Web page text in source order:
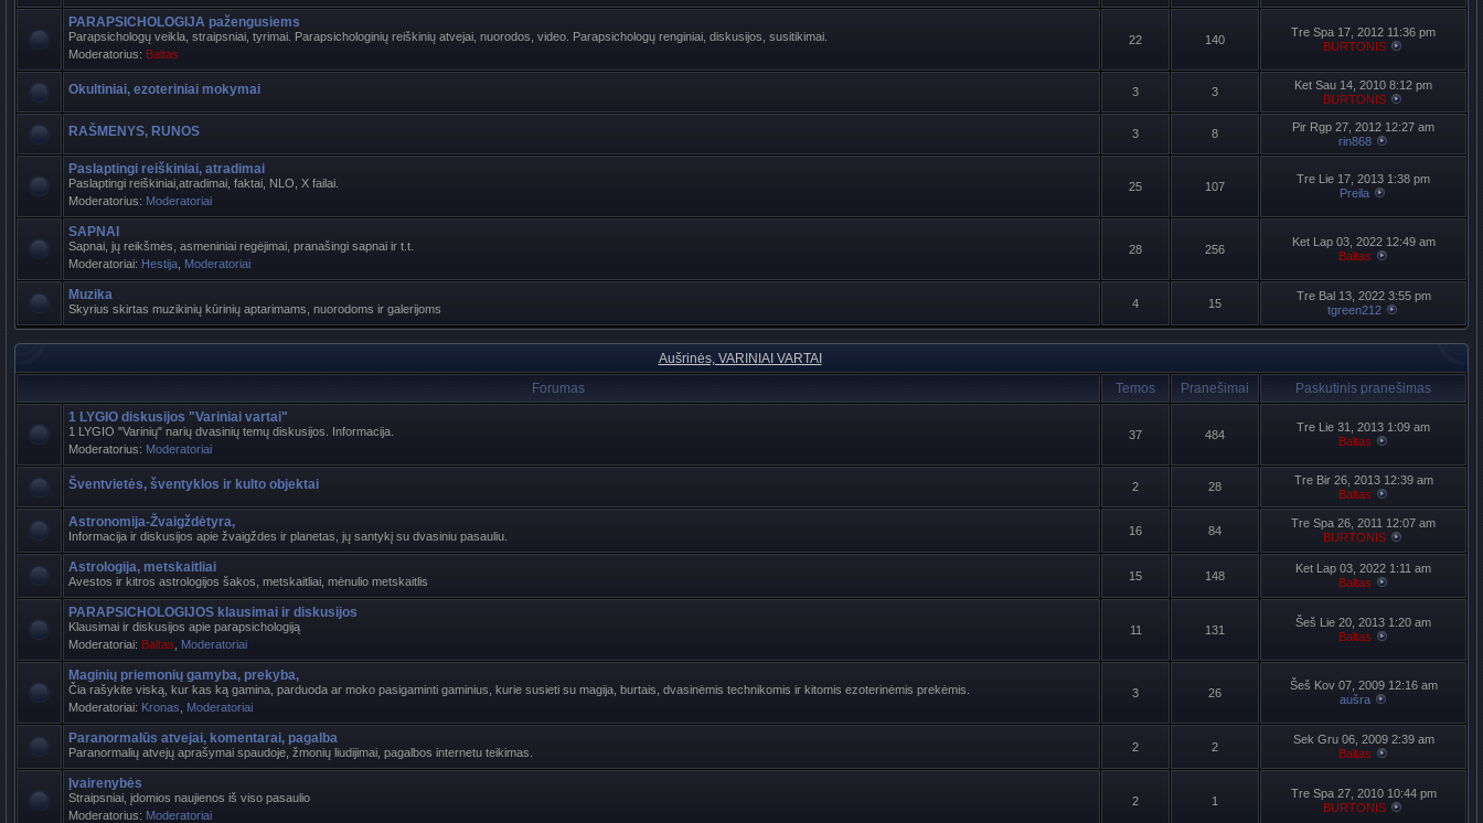
PARAPSICHOLOGIJA pažengusiems
Parapsichologų veikla, straipsniai, tyrimai. Parapsichologinių reiškinių atvejai, nuorodos, video. Parapsichologų renginiai, diskusijos, susitikimai.
Moderatorius: Baltas
22 140
Tre Spa 17, 2012 11:36 pm
BURTONIS
Okultiniai, ezoteriniai mokymai 3 3
Ket Sau 14, 2010 8:12 pm
BURTONIS
RAŠMENYS, RUNOS 3 8
Pir Rgp 27, 2012 12:27 am
rin868
Paslaptingi reiškiniai, atradimai
Paslaptingi reiškiniai,atradimai, faktai, NLO, X failai.
Moderatorius: Moderatoriai
25 107
Tre Lie 17, 2013 1:38 pm
Preila
SAPNAI
Sapnai, jų reikšmės, asmeniniai regėjimai, pranašingi sapnai ir t.t.
Moderatoriai: Hestija Moderatoriai
28 256
Ket Lap 03, 2022 12:49 am
Baltas
Muzika
Skyrius skirtas muzikinių kūrinių aptarimams, nuorodoms ir galerijoms 4 15
Tre Bal 13, 2022 3:55 pm
tgreen212
Aušrinės, VARINIAI VARTAI
Forumas
Temos Pranešimai
Paskutinis pranešimas
1 LYGIO diskusijos "Variniai vartai"
1 LYGIO "Varinių" narių dvasinių temų diskusijos. Informacija.
Moderatorius: Moderatoriai
37 484
Tre Lie 31, 2013 1:09 am
Baltas
Šventvietės, šventyklos ir kulto objektai 2 28
Tre Bir 26, 2013 12:39 am
Baltas
Astronomija-Žvaigždėtyra,
Informacija ir diskusijos apie žvaigždes ir planetas, jų santykį su dvasiniu pasauliu. 16 84
Tre Spa 26, 2011 12:07 am
BURTONIS
Astrologija, metskaitliai
Avestos ir kitros astrologijos šakos, metskaitliai, mėnulio metskaitlis 15 148
Ket Lap 03, 2022 1:11 am
Baltas
PARAPSICHOLOGIJOS klausimai ir diskusijos
Klausimai ir diskusijos apie parapsichologiją
Moderatoriai: Baltas Moderatoriai
11 131
Šeš Lie 20, 2013 1:20 am
Baltas
Maginių priemonių gamyba, prekyba,
Čia rašykite viską, kur kas ką gamina, parduoda ar moko pasigaminti gaminius, kurie susieti su magija, burtais, dvasinėmis technikomis ir kitomis ezoterinėmis prekėmis.
Moderatoriai: Kronas Moderatoriai
3 26
Šeš Kov 07, 2009 12:16 am
aušra
Paranormalūs atvejai, komentarai, pagalba
Paranormalių atvejų aprašymai spaudoje, žmonių liudijimai, pagalbos internetu teikimas. 2 2
Sek Gru 06, 2009 2:39 am
Baltas
Įvairenybės
Straipsniai, įdomios naujienos iš viso pasaulio
Moderatorius: Moderatoriai
2 1
Tre Spa 27, 2010 10:44 pm
BURTONIS